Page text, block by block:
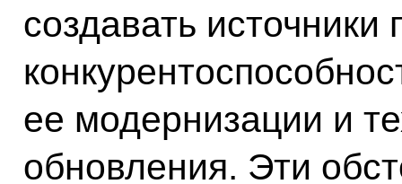
создавать
ее модернизации и
обновления. Эти